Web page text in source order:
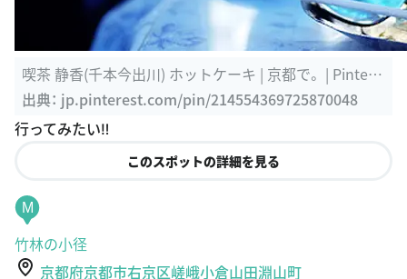
喫茶 静香(千本今出川) ホットケーキ | 京都で。 | Pintere
st
出典： jp.pinterest.com/pin/214554369725870048
行ってみたい‼︎
このスポットの詳細を見る
M
竹林の小径
京都府京都市右京区嵯峨小倉山田淵山町